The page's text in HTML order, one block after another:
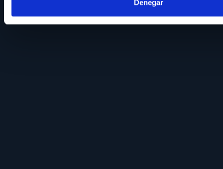
Denegar